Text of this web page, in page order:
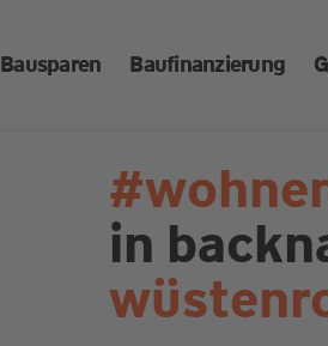
Bausparen Baufinanzierung
in